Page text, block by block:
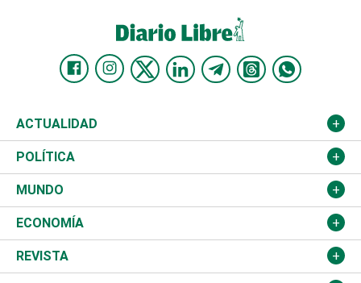
ACTUALIDAD
Nacional
Ciudad
Educación
Salud
POLÍTICA
Partidos
JCE
TSE
MUNDO
Estados Unidos
América Latina
ECONOMÍA
Finanzas
REVISTA